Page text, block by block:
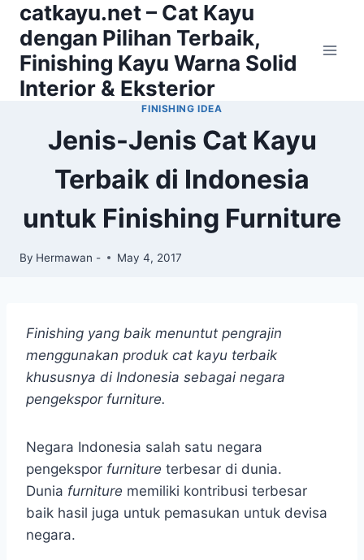
Skip
content
catkayu.net – Cat Kayu
dengan Pilihan Terbaik,
Finishing Kayu Warna Solid
Interior & Eksterior
FINISHING IDEA
Jenis-Jenis Cat Kayu
Terbaik di Indonesia
untuk Finishing Furniture
By Hermawan - May 4, 2017
Finishing yang baik menuntut pengrajin
menggunakan produk cat kayu terbaik
khususnya di Indonesia sebagai negara
pengekspor furniture.
Negara Indonesia salah satu negara
pengekspor furniture terbesar di dunia.
Dunia furniture memiliki kontribusi terbesar
baik hasil juga untuk pemasukan untuk devisa
negara.